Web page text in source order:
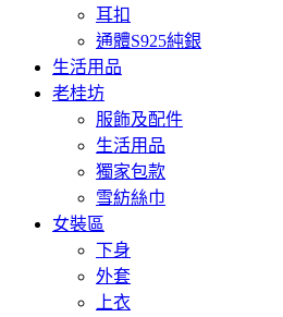
耳扣
通體S925純銀
生活用品
老桂坊
服飾及配件
生活用品
獨家包款
雪紡絲巾
女裝區
下身
外套
上衣